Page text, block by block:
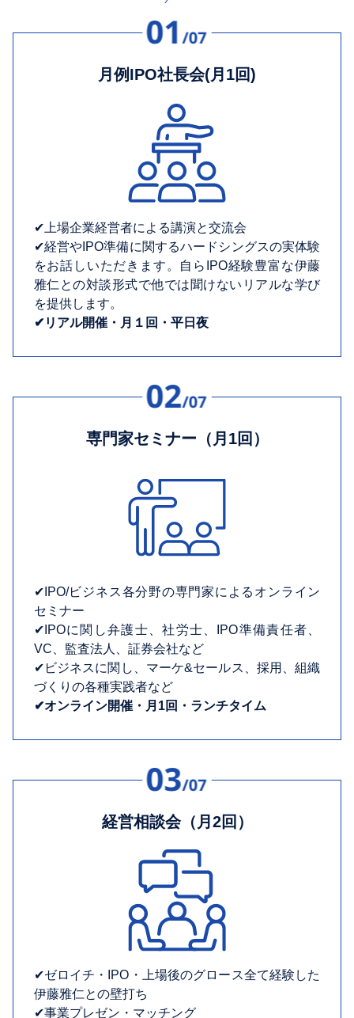
月例IPO社長会(月1回)
✔︎上場企業経営者による講演と交流会
✔︎経営やIPO準備に関するハードシングスの実体験
をお話しいただきます。自らIPO経験豊富な伊藤
雅仁との対談形式で他では聞けないリアルな学び
を提供します。
✔︎リアル開催・月１回・平日夜
専門家セミナー（月1回）
✔︎IPO/ビジネス各分野の専門家によるオンライン
セミナー
✔︎IPOに関し弁護士、社労士、IPO準備責任者、
VC、監査法人、証券会社など
✔︎ビジネスに関し、マーケ&セールス、採用、組織
づくりの各種実践者など
✔︎オンライン開催・月1回・ランチタイム
経営相談会（月2回）
✔︎ゼロイチ・IPO・上場後のグロース全て経験した
伊藤雅仁との壁打ち
✔︎事業プレゼン・マッチング